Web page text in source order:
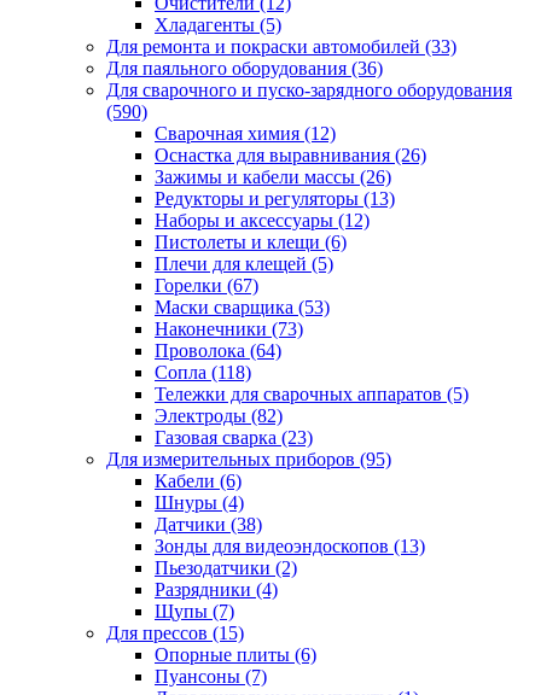
Хладагенты (5)
Для ремонта и покраски автомобилей (33)
Для паяльного оборудования (36)
Для сварочного и пуско-зарядного оборудования
(590)
Сварочная химия (12)
Оснастка для выравнивания (26)
Зажимы и кабели массы (26)
Редукторы и регуляторы (13)
Наборы и аксессуары (12)
Пистолеты и клещи (6)
Плечи для клещей (5)
Горелки (67)
Маски сварщика (53)
Наконечники (73)
Проволока (64)
Сопла (118)
Тележки для сварочных аппаратов (5)
Электроды (82)
Газовая сварка (23)
Для измерительных приборов (95)
Кабели (6)
Шнуры (4)
Датчики (38)
Зонды для видеоэндоскопов (13)
Пьезодатчики (2)
Разрядники (4)
Щупы (7)
Для прессов (15)
Опорные плиты (6)
Пуансоны (7)